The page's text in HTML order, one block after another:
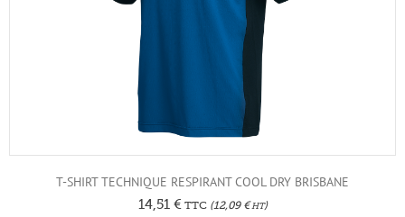
T-SHIRT TECHNIQUE RESPIRANT COOL DRY BRISBANE
14,51 €TTC(12,09 €HT)